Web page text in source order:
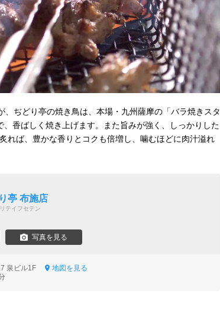
、ぢどり亭の焼き鳥は、本場・九州薩摩の「バラ焼きスタ
香ばしく焼き上げます。また旨みが強く、しっかりした
れば、豊かな香りとコクも倍増し、噛むほどに肉汁溢れ
亭 布施店
テイフセテン
写真を見る
泉ビル1F
地図を見る